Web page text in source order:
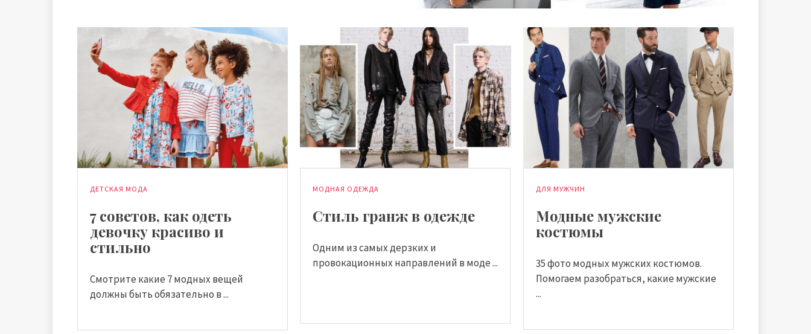
ДЕТСКАЯ МОДА
7 советов, как одеть
девочку красиво и
стильно
Смотрите какие 7 модных вещей
должны быть обязательно в ...
МОДНАЯ ОДЕЖДА
Стиль гранж в одежде
Одним из самых дерзких и
провокационных направлений в моде ...
ДЛЯ МУЖЧИН
Модные мужские
костюмы
35 фото модных мужских костюмов.
Помогаем разобраться, какие мужские
...